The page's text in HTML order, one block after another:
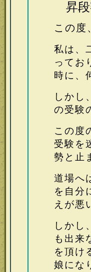
昇段
この度
私は、
ってお
時に、
しかし
の受験
この度
受験を
勢と 止
道場へ
を自分
えが悪
しかし
も出来
を頂け
娘にな